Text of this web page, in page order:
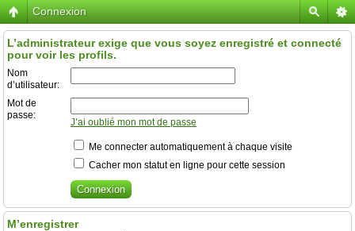
Connexion
L’administrateur exige que vous soyez enregistré et connecté
pour voir les profils.
Nom
d’utilisateur:
Mot de
passe:
J’ai oublié mon mot de passe
Me connecter automatiquement à chaque visite
Cacher mon statut en ligne pour cette session
M’enregistrer